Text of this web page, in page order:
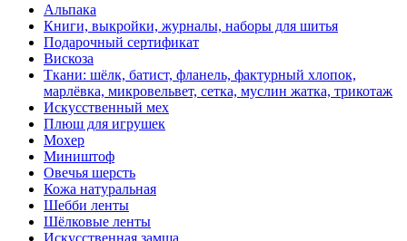
Альпака
Книги, выкройки, журналы, наборы для шитья
Подарочный сертификат
Вискоза
Ткани: шёлк, батист, фланель, фактурный хлопок,
марлёвка, микровельвет, сетка, муслин жатка, трикотаж
Искусственный мех
Плюш для игрушек
Мохер
Миништоф
Овечья шерсть
Кожа натуральная
Шебби ленты
Шёлковые ленты
Искусственная замша